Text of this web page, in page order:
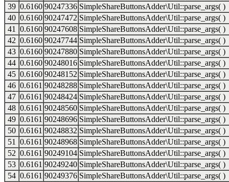
39 0.6160 90247336 SimpleShareButtonsAdder\Util::parse_args( )
40 0.6160 90247472 SimpleShareButtonsAdder\Util::parse_args( )
41
0.6160 90247608 SimpleShareButtonsAdder\Util::parse_args( )
42 0.6160 90247744 SimpleShareButtonsAdder\Util::parse_args( )
43 0.6160 90247880 SimpleShareButtonsAdder\Util::parse_args( )
44 0.6160 90248016 SimpleShareButtonsAdder\Util::parse_args( )
45 0.6160 90248152 SimpleShareButtonsAdder\Util::parse_args( )
46 0.6161 90248288 SimpleShareButtonsAdder\Util::parse_args( )
47 0.6161 90248424 SimpleShareButtonsAdder\Util::parse_args( )
48 0.6161 90248560 SimpleShareButtonsAdder\Util::parse_args( )
49 0.6161 90248696 SimpleShareButtonsAdder\Util::parse_args( )
50 0.6161 90248832 SimpleShareButtonsAdder\Util::parse_args( )
51
0.6161 90248968 SimpleShareButtonsAdder\Util::parse_args( )
52 0.6161 90249104 SimpleShareButtonsAdder\Util::parse_args( )
53 0.6161 90249240 SimpleShareButtonsAdder\Util::parse_args( )
54 0.6161 90249376 SimpleShareButtonsAdder\Util::parse_args( )